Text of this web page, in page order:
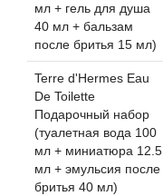
мл + гель для душа
40 мл + бальзам
после бритья 15 мл)
Terre d'Hermes Eau
De Toilette
Подарочный набор
(туалетная вода 100
мл + миниатюра 12.5
мл + эмульсия после
бритья 40 мл)
Balmain
Bamotte
Banana Republic
Baruti